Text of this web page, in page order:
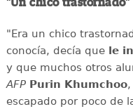
"Un chico trastornado"
"Era un chico
conocía, decía que le
y que muchos otros
AFP Purin Khumchoo,
escapado por poco de